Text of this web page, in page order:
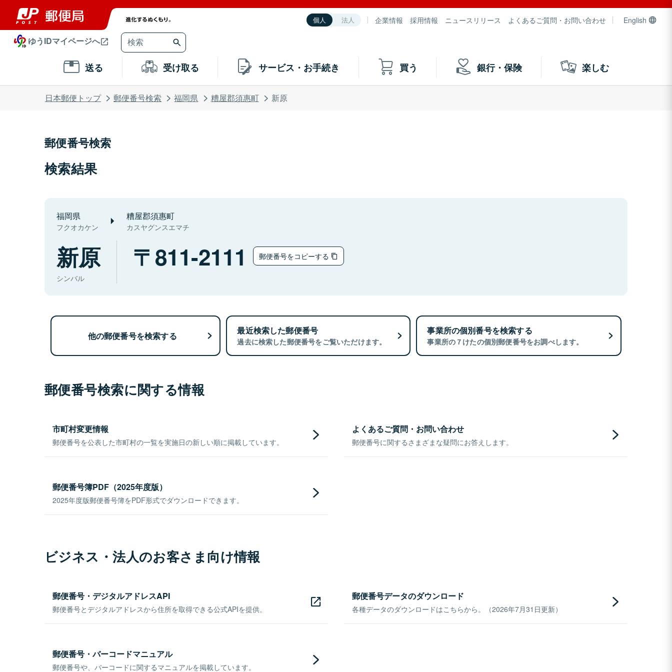
個人 法人 企業情報 採用情報 ニュースリリース よくあるご質問・お問い合わせ English
ゆうIDマイページへ
送る 受け取る サービス・お手続き 買う 銀行・保険 楽しむ
日本郵便トップ 郵便番号検索 福岡県 糟屋郡須惠町 新原
郵便番号検索
検索結果
福岡県
フクオカケン
糟屋郡須惠町
カスヤグンスエマチ
新原
シンバル
811-2111 郵便番号をコピーする
他の郵便番号を検索する 最近検索した郵便番号
過去に検索した郵便番号をご覧いただけます。
事業所の個別番号を検索する
事業所の７けたの個別郵便番号をお調べします。
郵便番号検索に関する情報
市町村変更情報
郵便番号を公表した市町村の一覧を実施日の新しい順に掲載しています。
よくあるご質問・お問い合わせ
郵便番号に関するさまざまな疑問にお答えします。
郵便番号簿PDF（2025年度版）
2025年度版郵便番号簿をPDF形式でダウンロードできます。
ビジネス・法人のお客さま向け情報
郵便番号・デジタルアドレスAPI
郵便番号とデジタルアドレスから住所を取得できる公式APIを提供。
郵便番号データのダウンロード
各種データのダウンロードはこちらから。（2026年7月31日更新）
郵便番号・バーコードマニュアル
郵便番号や、バーコードに関するマニュアルを掲載しています。